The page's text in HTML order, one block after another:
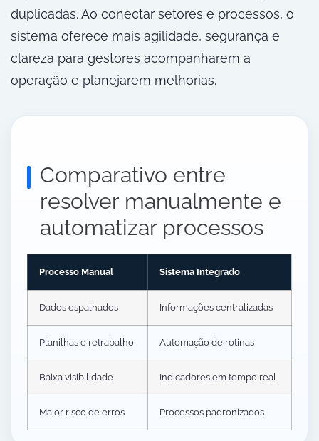
duplicadas. Ao conectar setores e processos, o
sistema oferece mais agilidade, segurança e
clareza para gestores acompanharem a
operação e planejarem melhorias.
Comparativo entre
resolver manualmente e
automatizar processos
Processo Manual Sistema Integrado
Dados espalhados Informações centralizadas
Planilhas e retrabalho Automação de rotinas
Baixa visibilidade Indicadores em tempo real
Maior risco de erros Processos padronizados